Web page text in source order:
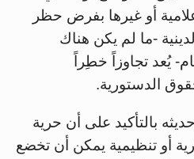
أو غيرها بفرض حظر
-ما لم يكن هناك
يُعد تجاوزاً خطِراً
الدستورية.
بالتأكيد على أن حرية
أو تنظيمية يمكن أن تخضع